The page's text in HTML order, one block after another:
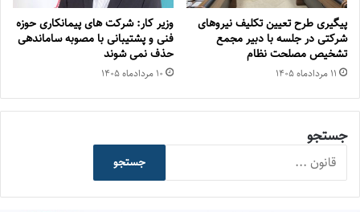
پیگیری طرح تعیین تکلیف نیروهای
شرکتی در جلسه با دبیر مجمع
تشخیص مصلحت نظام
۱۱ مرداد‌ماه ۱۴۰۵
وزیر کار: شرکت های پیمانکاری حوزه
فنی و پشتیبانی با مصوبه ساماندهی
حذف نمی شوند
۱۰ مرداد‌ماه ۱۴۰۵
جستجو
جستجو